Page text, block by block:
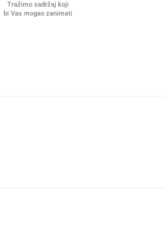
Tražimo sadržaj koji
bi Vas mogao zanimati